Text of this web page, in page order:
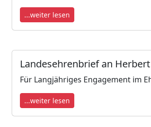
...weiter lesen
Landesehrenbrief an
Für Langjähriges Engagement im
...weiter lesen